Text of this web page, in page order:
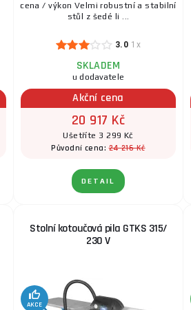
cena / výkon Velmi robustní a stabilní
stůl z šedé li ...
3.0 1x
SKLADEM
u dodavatele
Akční cena
20 917 Kč
Ušetříte 3 299 Kč
Původní cena:24 216 Kč
DETAIL
Stolní kotoučová pila GTKS 315/
230 V
AKCE